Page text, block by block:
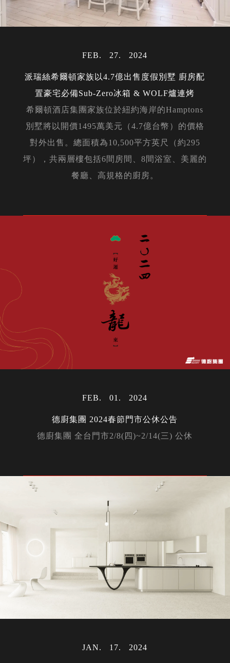
FEB 27 2024
派瑞絲希爾頓家族以4.7億出售度假別墅 廚房配
置豪宅必備Sub-Zero冰箱 & WOLF爐連烤
希爾頓酒店集團家族位於紐約海岸的Hamptons
別墅將以開價1495萬美元（4.7億台幣）的價格
對外出售。總面積為10,500平方英尺（約295
坪），共兩層樓包括6間房間、8間浴室、美麗的
餐廳、高規格的廚房。
FEB 01 2024
德廚集團 2024春節門市公休公告
德廚集團 全台門市2/8(四)~2/14(三) 公休
JAN 17 2024